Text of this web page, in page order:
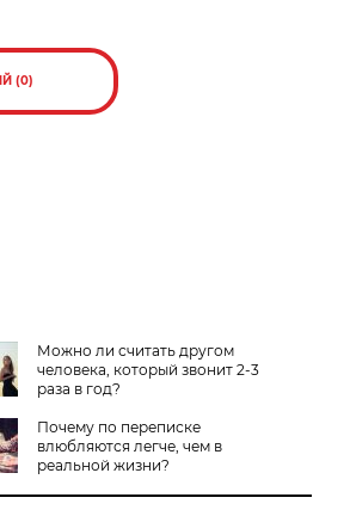
(0)
Можно ли считать другом
человека, который звонит 2-3
раза в год?
Почему по переписке
влюбляются легче, чем в
реальной жизни?